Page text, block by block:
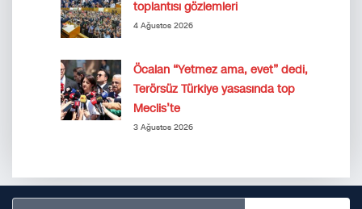
toplantısı gözlemleri
4 Ağustos 2026
Öcalan “Yetmez ama, evet” dedi,
Terörsüz Türkiye yasasında top
Meclis’te
3 Ağustos 2026